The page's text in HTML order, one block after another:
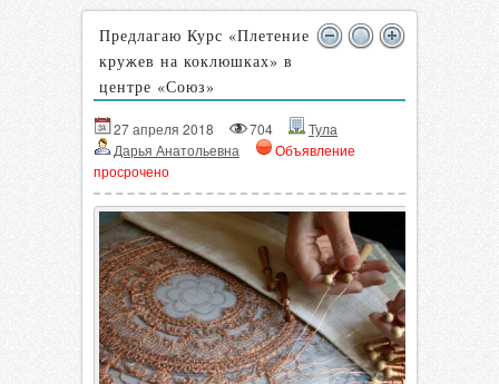
Предлагаю Курс «Плетение
кружев на коклюшках» в
центре «Союз»
27 апреля 2018 704
Тула
Дарья Анатольевна
Объявление
просрочено